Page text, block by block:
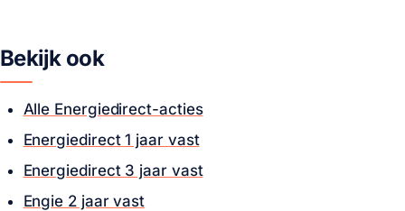
Bekijk ook
Alle Energiedirect-acties
Energiedirect 1 jaar vast
Energiedirect 3 jaar vast
Engie 2 jaar vast